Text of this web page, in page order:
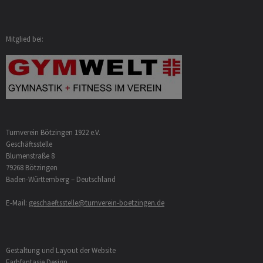
Mitglied bei:
Turnverein Bötzingen 1922 e.V.
Geschäftsstelle
Blumenstraße 8
79268 Bötzingen
Baden-Württemberg – Deutschland
E-Mail: geschaeftsstelle@turnverein-boetzingen.de
Gestaltung und Layout der Website